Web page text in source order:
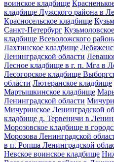
воинское кладбище
кладбище Лужского района в
Красносельское кладбище
Санкт-Петербург
кладбище Всеволожского
Лахтинское кладбище
Ленинградской области
Лесное кладбище в г. п. Мга в
Лесогорское кладбище
области Лютеранское кладбище
Мартышкинское кладбище
Ленинградской области
Мичуринское Ленинградской
кладбище д. Тервеничи в
Морозовское кладбище в
Морозова Ленинградской
в п. Ропша Ленинградской
Невское воинское кладбище